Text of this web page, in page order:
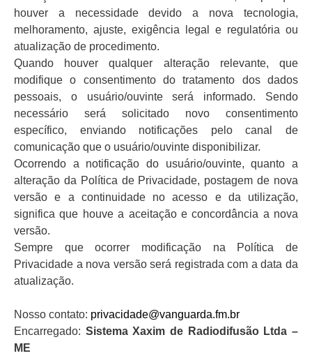
houver a necessidade devido a nova tecnologia,
melhoramento, ajuste, exigência legal e regulatória ou
atualização de procedimento.
Quando houver qualquer alteração relevante, que
modifique o consentimento do tratamento dos dados
pessoais, o usuário/ouvinte será informado. Sendo
necessário será solicitado novo consentimento
específico, enviando notificações pelo canal de
comunicação que o usuário/ouvinte disponibilizar.
Ocorrendo a notificação do usuário/ouvinte, quanto a
alteração da Política de Privacidade, postagem de nova
versão e a continuidade no acesso e da utilização,
significa que houve a aceitação e concordância a nova
versão.
Sempre que ocorrer modificação na Política de
Privacidade a nova versão será registrada com a data da
atualização.
Nosso contato: privacidade@vanguarda.fm.br
Encarregado: Sistema Xaxim de Radiodifusão Ltda –
ME